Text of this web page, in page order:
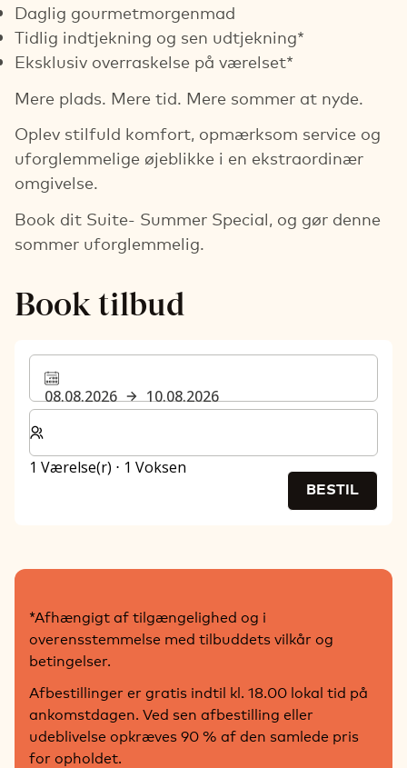
Daglig gourmetmorgenmad
Tidlig indtjekning og sen udtjekning*
Eksklusiv overraskelse på værelset*
Mere plads. Mere tid. Mere sommer at nyde.
Oplev stilfuld komfort, opmærksom service og
uforglemmelige øjeblikke i en ekstraordinær
omgivelse.
Book dit Suite- Summer Special, og gør denne
sommer uforglemmelig.
Book tilbud
08.08.2026
10.08.2026
Vælg antal værelser og gæster til dit ophold
1 Værelse(r) ⋅ 1 Voksen
BESTIL
*Afhængigt af tilgængelighed og i
overensstemmelse med tilbuddets vilkår og
betingelser.
Afbestillinger er gratis indtil kl. 18.00 lokal tid på
ankomstdagen. Ved sen afbestilling eller
udeblivelse opkræves 90 % af den samlede pris
for opholdet.